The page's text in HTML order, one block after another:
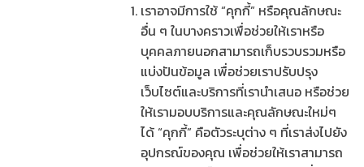
เราอาจมีการใช้ “คุกกี้” หรือคุณลักษณะ
อื่น ๆ ในบางคราวเพื่อช่วยให้เราหรือ
บุคคลภายนอกสามารถเก็บรวบรวมหรือ
แบ่งปันข้อมูล เพื่อช่วยเราปรับปรุง
เว็บไซต์และบริการที่เรานำเสนอ หรือช่วย
ให้เรามอบบริการและคุณลักษณะใหม่ๆ
ได้ “คุกกี้” คือตัวระบุต่าง ๆ ที่เราส่งไปยัง
อุปกรณ์ของคุณ เพื่อช่วยให้เราสามารถ